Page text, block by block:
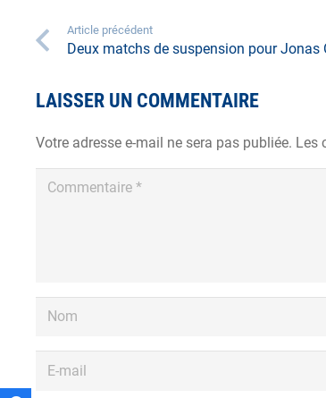
Article précédent
Deux matchs de suspension pour Jonas
LAISSER UN COMMENTAIRE
Votre adresse e-mail ne sera pas publiée. Les